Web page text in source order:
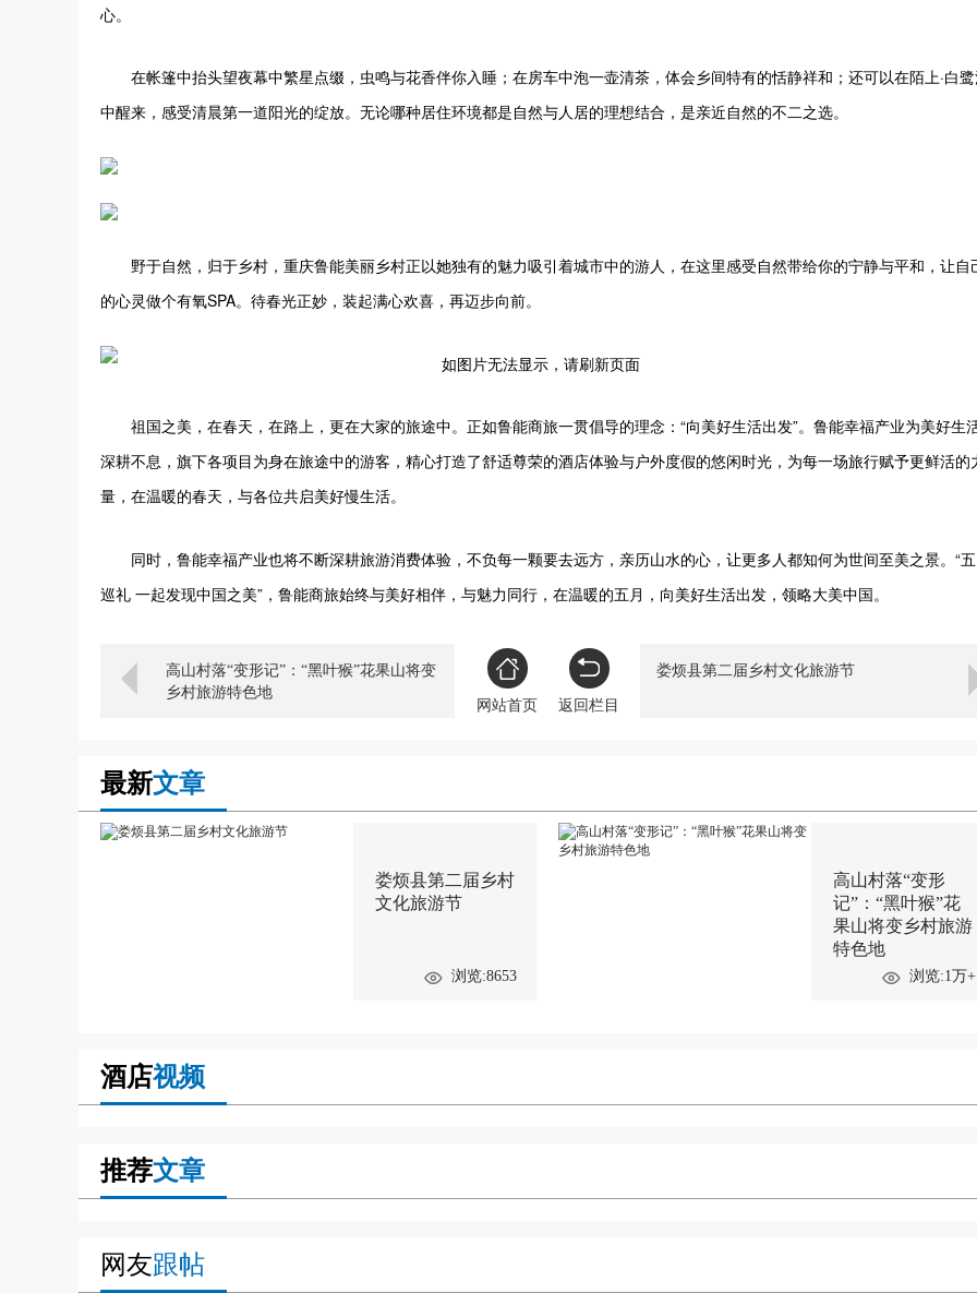
心。
在帐篷中抬头望夜幕中繁星点缀，虫鸣与花香伴你入睡；在房车中泡一壶清茶，体会乡间特有的恬静祥和；还可以在陌上·白
中醒来，感受清晨第一道阳光的绽放。无论哪种居住环境都是自然与人居的理想结合，是亲近自然的不二之选。
野于自然，归于乡村，重庆鲁能美丽乡村正以她独有的魅力吸引着城市中的游人，在这里感受自然带给你的宁静与平和，让自
的心灵做个有氧SPA。待春光正妙，装起满心欢喜，再迈步向前。
祖国之美，在春天，在路上，更在大家的旅途中。正如鲁能商旅一贯倡导的理念：“向美好生活出发”。鲁能幸福产业为美好生
深耕不息，旗下各项目为身在旅途中的游客，精心打造了舒适尊荣的酒店体验与户外度假的悠闲时光，为每一场旅行赋予更鲜活的
量，在温暖的春天，与各位共启美好慢生活。
同时，鲁能幸福产业也将不断深耕旅游消费体验，不负每一颗要去远方，亲历山水的心，让更多人都知何为世间至美之景。“
巡礼 一起发现中国之美”，鲁能商旅始终与美好相伴，与魅力同行，在温暖的五月，向美好生活出发，领略大美中国。
高山村落“变形记”：“黑叶猴”花果山将变
乡村旅游特色地
网站首页
返回栏目
娄烦县第二届乡村文化旅游节
最新文章
娄烦县第二届乡村
文化旅游节
浏览:8653
高山村落“变形
记”：“黑叶猴”花
果山将变乡村旅游
特色地
浏览:1万+
酒店视频
推荐文章
网友跟帖